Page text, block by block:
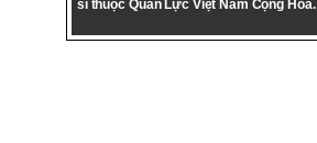
sĩ thuộc Quân Lực Việt Nam Cộng Hòa.